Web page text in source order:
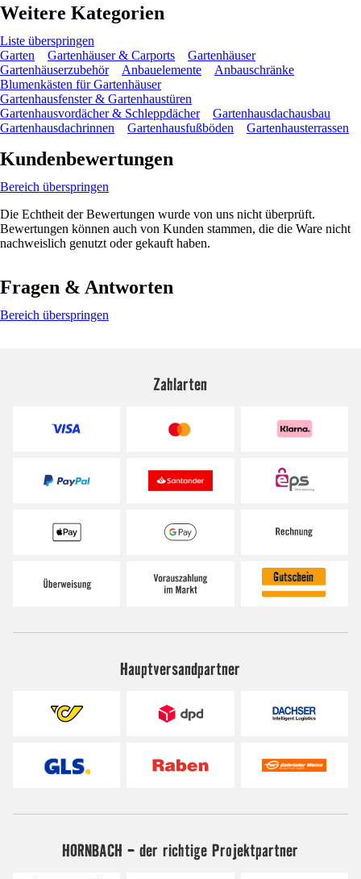
Weitere Kategorien
Liste überspringen
Garten
Gartenhäuser & Carports
Gartenhäuser
Gartenhäuserzubehör
Anbauelemente
Anbauschränke
Blumenkästen für Gartenhäuser
Gartenhausfenster & Gartenhaustüren
Gartenhausvordächer & Schleppdächer
Gartenhausdachausbau
Gartenhausdachrinnen
Gartenhausfußböden Gartenhausterrassen
Kundenbewertungen
Bereich überspringen
Die Echtheit der Bewertungen wurde von uns nicht überprüft.
Bewertungen können auch von Kunden stammen, die die Ware nicht
nachweislich genutzt oder gekauft haben.
Fragen & Antworten
Bereich überspringen
Zahlarten
Hauptversandpartner
HORNBACH - der richtige Projektpartner